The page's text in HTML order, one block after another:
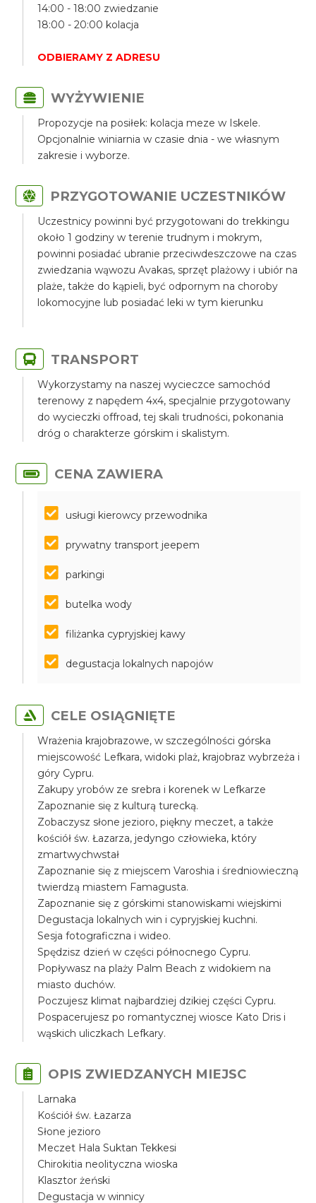
14:00 - 18:00 zwiedzanie
18:00 - 20:00 kolacja
ODBIERAMY Z ADRESU
WYŻYWIENIE
Propozycje na posiłek: kolacja meze w Iskele.
Opcjonalnie winiarnia w czasie dnia - we własnym
zakresie i wyborze.
PRZYGOTOWANIE UCZESTNIKÓW
Uczestnicy powinni być przygotowani do trekkingu
około 1 godziny w terenie trudnym i mokrym,
powinni posiadać ubranie przeciwdeszczowe na czas
zwiedzania wąwozu Avakas, sprzęt plażowy i ubiór na
plaże, także do kąpieli, być odpornym na choroby
lokomocyjne lub posiadać leki w tym kierunku
TRANSPORT
Wykorzystamy na naszej wycieczce samochód
terenowy z napędem 4x4, specjalnie przygotowany
do wycieczki offroad, tej skali trudności, pokonania
dróg o charakterze górskim i skalistym.
CENA ZAWIERA
usługi kierowcy przewodnika
prywatny transport jeepem
parkingi
butelka wody
filiżanka cypryjskiej kawy
degustacja lokalnych napojów
CELE OSIĄGNIĘTE
Wrażenia krajobrazowe, w szczególności górska
miejscowość Lefkara, widoki plaż, krajobraz wybrzeża i
góry Cypru.
Zakupy yrobów ze srebra i korenek w Lefkarze
Zapoznanie się z kulturą turecką.
Zobaczysz słone jezioro, piękny meczet, a także
kościół św. Łazarza, jedyngo człowieka, który
zmartwychwstał
Zapoznanie się z miejscem Varoshia i średniowieczną
twierdzą miastem Famagusta.
Zapoznanie się z górskimi stanowiskami wiejskimi
Degustacja lokalnych win i cypryjskiej kuchni.
Sesja fotograficzna i wideo.
Spędzisz dzień w części północnego Cypru.
Popływasz na plaży Palm Beach z widokiem na
miasto duchów.
Poczujesz klimat najbardziej dzikiej części Cypru.
Pospacerujesz po romantycznej wiosce Kato Dris i
wąskich uliczkach Lefkary.
OPIS ZWIEDZANYCH MIEJSC
Larnaka
Kościół św. Łazarza
Słone jezioro
Meczet Hala Suktan Tekkesi
Chirokitia neolityczna wioska
Klasztor żeński
Degustacja w winnicy